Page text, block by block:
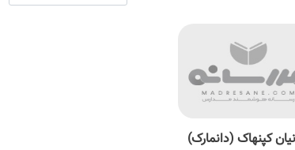
کپنهاک (دانمارک)